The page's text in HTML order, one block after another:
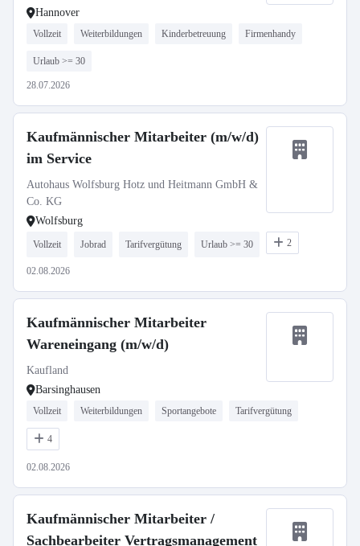
Hannover
Vollzeit Weiterbildungen Kinderbetreuung Firmenhandy
Urlaub >= 30
28.07.2026
Kaufmännischer Mitarbeiter (m/w/d)
im Service
Autohaus Wolfsburg Hotz und Heitmann GmbH &
Co. KG
Wolfsburg
Vollzeit Jobrad Tarifvergütung Urlaub >= 30 2
02.08.2026
Kaufmännischer Mitarbeiter
Wareneingang (m/w/d)
Kaufland
Barsinghausen
Vollzeit Weiterbildungen Sportangebote Tarifvergütung
4
02.08.2026
Kaufmännischer Mitarbeiter /
Sachbearbeiter Vertragsmanagement